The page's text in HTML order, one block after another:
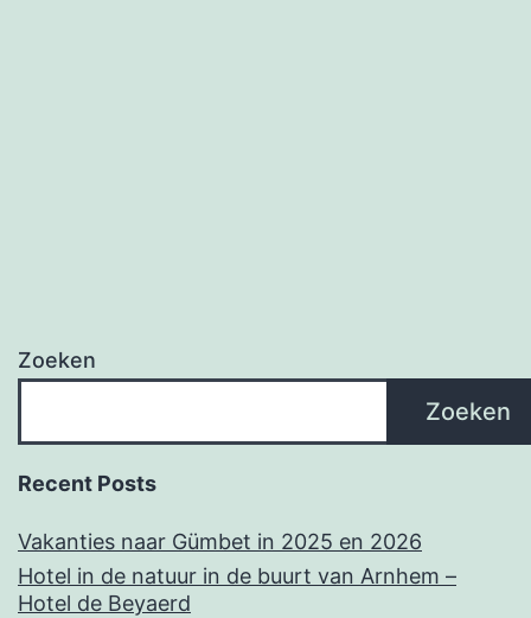
Zoeken
Zoeken
Recent Posts
Vakanties naar Gümbet in 2025 en 2026
Hotel in de natuur in de buurt van Arnhem –
Hotel de Beyaerd